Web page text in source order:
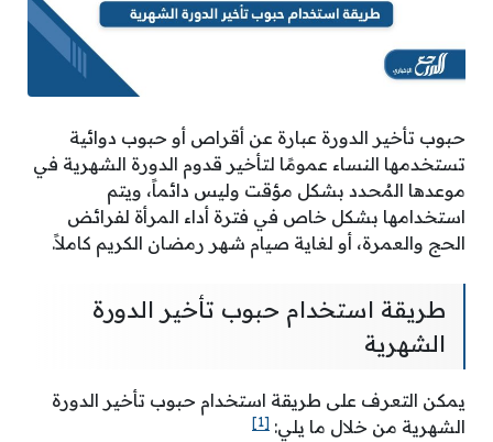
حبوب تأخير الدورة عبارة عن أقراص أو حبوب دوائية
تستخدمها النساء عمومًا لتأخير قدوم الدورة الشهرية في
موعدها المُحدد بشكل مؤقت وليس دائماً، ويتم
استخدامها بشكل خاص في فترة أداء المرأة لفرائض
الحج والعمرة، أو لغاية صيام شهر رمضان الكريم كاملاً.
طريقة استخدام حبوب تأخير الدورة
الشهرية
يمكن التعرف على طريقة استخدام حبوب تأخير الدورة
الشهرية من خلال ما يلي: [1]